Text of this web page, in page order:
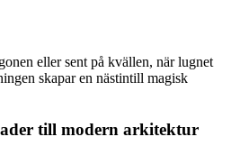
eller sent på kvällen, när lugnet
skapar en nästintill magisk
till modern arkitektur